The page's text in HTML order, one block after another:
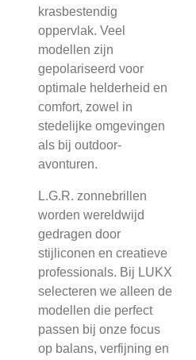
krasbestendig
oppervlak. Veel
modellen zijn
gepolariseerd voor
optimale helderheid en
comfort, zowel in
stedelijke omgevingen
als bij outdoor-
avonturen.
L.G.R. zonnebrillen
worden wereldwijd
gedragen door
stijliconen en creatieve
professionals. Bij LUKX
selecteren we alleen de
modellen die perfect
passen bij onze focus
op balans, verfijning en